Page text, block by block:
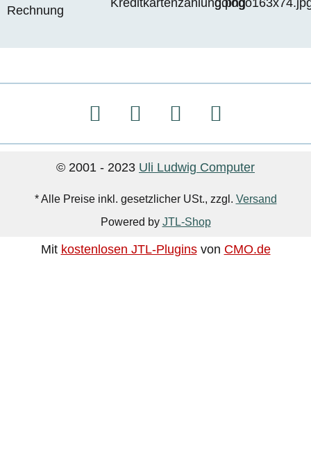
© 2001 - 2023 Uli Ludwig Computer
* Alle Preise inkl. gesetzlicher USt., zzgl. Versand
Powered by JTL-Shop
Mit kostenlosen JTL-Pluginsvon CMO.de